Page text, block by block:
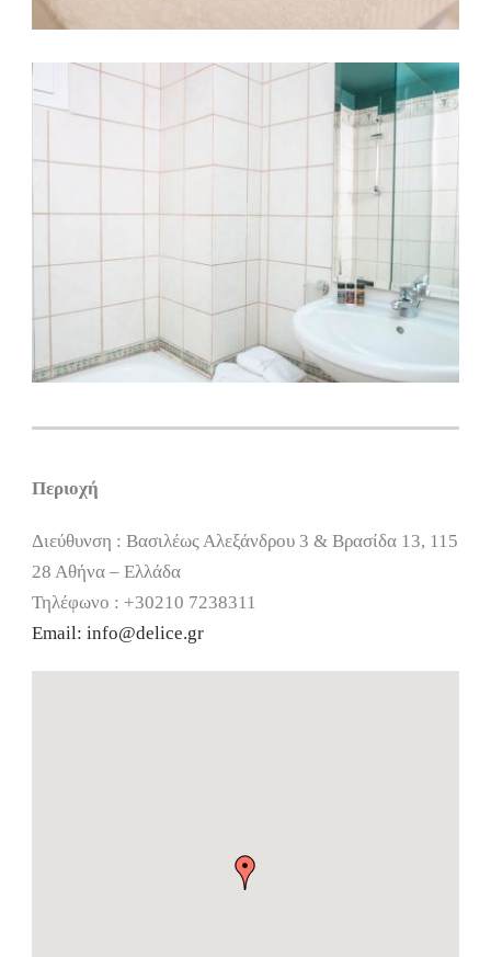
Περιοχή
Διεύθυνση : Βασιλέως Αλεξάνδρου 3 & Βρασίδα 13, 115
28 Αθήνα – Ελλάδα
Τηλέφωνο : +30210 7238311
Email: info@delice.gr